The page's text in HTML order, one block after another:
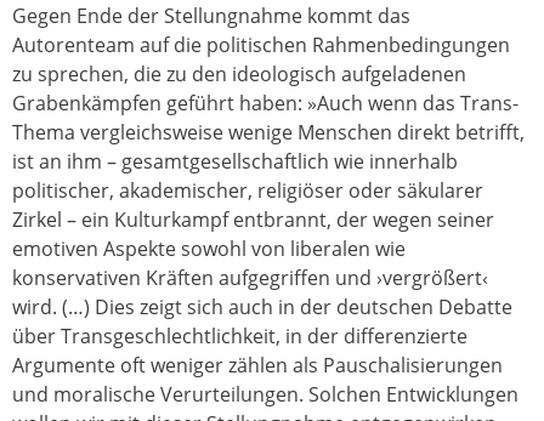
Gegen Ende der Stellungnahme kommt das
Autorenteam auf die politischen Rahmenbedingungen
zu sprechen, die zu den ideologisch aufgeladenen
Grabenkämpfen geführt haben: »Auch wenn das Trans-
Thema vergleichsweise wenige Menschen direkt betrifft,
ist an ihm – gesamtgesellschaftlich wie innerhalb
politischer, akademischer, religiöser oder säkularer
Zirkel – ein Kulturkampf entbrannt, der wegen seiner
emotiven Aspekte sowohl von liberalen wie
konservativen Kräften aufgegriffen und ›vergrößert‹
wird. (…) Dies zeigt sich auch in der deutschen Debatte
über Transgeschlechtlichkeit, in der differenzierte
Argumente oft weniger zählen als Pauschalisierungen
und moralische Verurteilungen. Solchen Entwicklungen